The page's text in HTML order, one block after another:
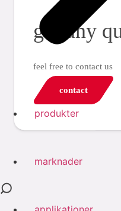
produkter
marknader
got any
feel free to contact us
contact